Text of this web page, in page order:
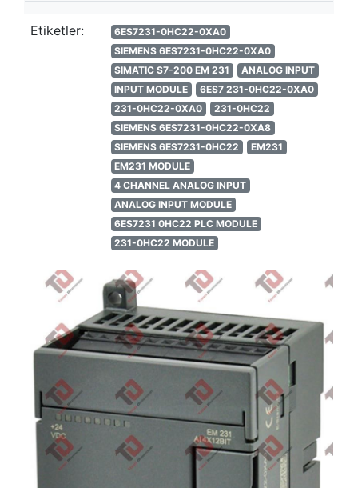
Etiketler:
6ES7231-0HC22-0XA0
SIEMENS 6ES7231-0HC22-0XA0
SIMATIC S7-200 EM 231
ANALOG INPUT
INPUT MODULE
6ES7 231-0HC22-0XA0
231-0HC22-0XA0
231-0HC22
SIEMENS 6ES7231-0HC22-0XA8
SIEMENS 6ES7231-0HC22
EM231
EM231 MODULE
4 CHANNEL ANALOG INPUT
ANALOG INPUT MODULE
6ES7231 0HC22 PLC MODULE
231-0HC22 MODULE